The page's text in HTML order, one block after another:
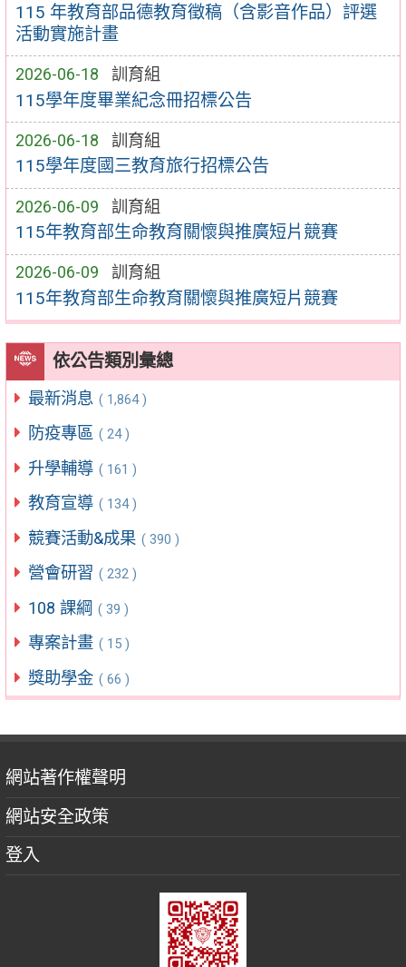
115 年教育部品德教育徵稿（含影音作品）評選
活動實施計畫
2026-06-18 訓育組
115學年度畢業紀念冊招標公告
2026-06-18 訓育組
115學年度國三教育旅行招標公告
2026-06-09 訓育組
115年教育部生命教育關懷與推廣短片競賽
2026-06-09 訓育組
115年教育部生命教育關懷與推廣短片競賽
依公告類別彙總
最新消息 ( 1,864 )
防疫專區 ( 24 )
升學輔導 ( 161 )
教育宣導 ( 134 )
競賽活動&成果 ( 390 )
營會研習 ( 232 )
108 課綱 ( 39 )
專案計畫 ( 15 )
獎助學金 ( 66 )
網站著作權聲明
網站安全政策
登入